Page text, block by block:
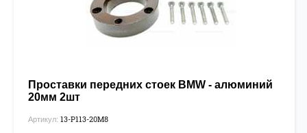
Проставки передних стоек BMW - алюминий
20мм 2шт
Артикул: 13-P113-20М8